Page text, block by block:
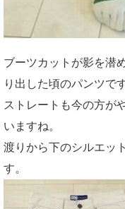
ブーツカットが影を潜
り出した頃のパンツです
ストレートも今の方が
いますね。
渡りから下のシルエッ
す。